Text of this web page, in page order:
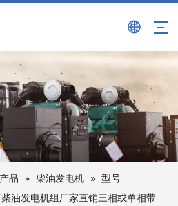
产品 » 柴油发电机 » 型号
油发电机组厂家直销三相或单相带